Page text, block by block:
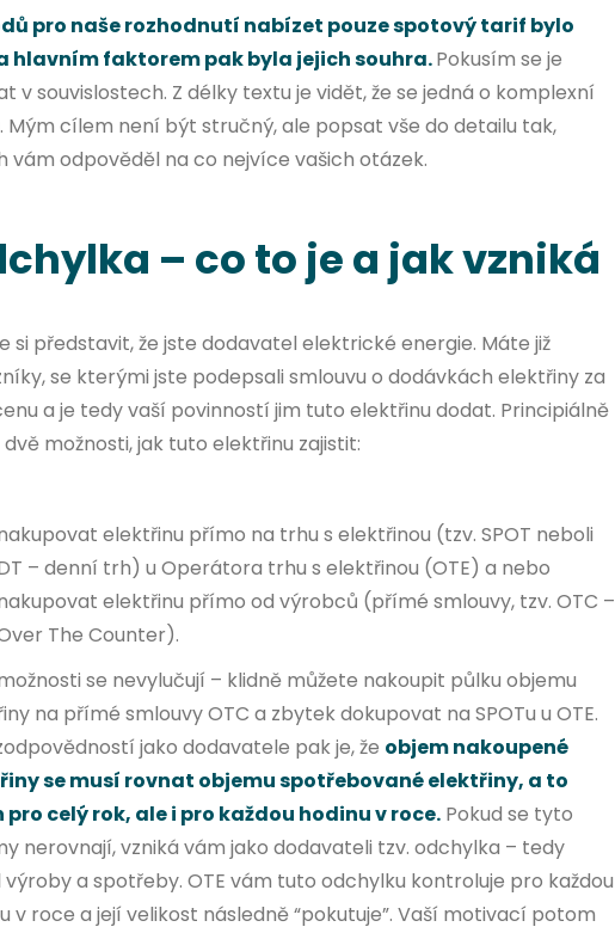
pro naše rozhodnutí nabízet pouze spotový tarif bylo
hlavním faktorem pak byla jejich souhra.Pokusím se je
v souvislostech. Z délky textu je vidět, že se jedná o komplexní
Mým cílem není být stručný, ale popsat vše do detailu tak,
vám odpověděl na co nejvíce vašich otázek.
– co to je a jak vzniká
si představit, že jste dodavatel elektrické energie. Máte již
se kterými jste podepsali smlouvu o dodávkách elektřiny za
a je tedy vaší povinností jim tuto elektřinu dodat. Principiálně
možnosti, jak tuto elektřinu zajistit:
elektřinu přímo na trhu s elektřinou (tzv. SPOT neboli
– denní trh) u Operátora trhu s elektřinou (OTE) a nebo
elektřinu přímo od výrobců (přímé smlouvy, tzv. OTC –
The Counter).
se nevylučují – klidně můžete nakoupit půlku objemu
na přímé smlouvy OTC a zbytek dokupovat na SPOTu u OTE.
jako dodavatele pak je, že objem nakoupené
se musí rovnat objemu spotřebované elektřiny, a to
pro celý rok, ale i pro každou hodinu v roce. Pokud se tyto
nerovnají, vzniká vám jako dodavateli tzv. odchylka – tedy
výroby a spotřeby. OTE vám tuto odchylku kontroluje pro každou
v roce a její velikost následně “pokutuje”. Vaší motivací potom